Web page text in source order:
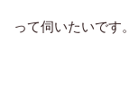
って伺いたいです。